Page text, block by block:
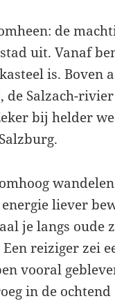
de
uit. Vanaf
is. Boven
de Salzach-
bij helder
liever
je langs oude
reiziger zei
vooral
in de